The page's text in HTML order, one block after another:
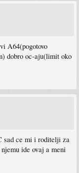
A64(pogotovo
dobro oc-aju(limit oko
sad ce mi i roditelji za
ide ovaj a meni